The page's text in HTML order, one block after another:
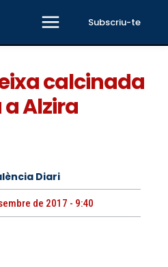
Subscriu-te
calcinada
Alzira
Diari
de 2017 - 9:40